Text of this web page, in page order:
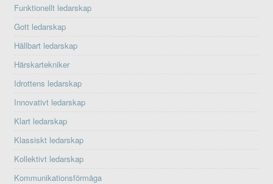
Funktionellt ledarskap
Gott ledarskap
Hållbart ledarskap
Härskartekniker
Idrottens ledarskap
Innovativt ledarskap
Klart ledarskap
Klassiskt ledarskap
Kollektivt ledarskap
Kommunikationsförmåga